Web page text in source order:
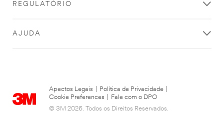
REGULATÓRIO
AJUDA
Apectos Legais Política de Privacidade
Cookie Preferences
Fale com o DPO
© 3M 2026. Todos os Direitos Reservados.